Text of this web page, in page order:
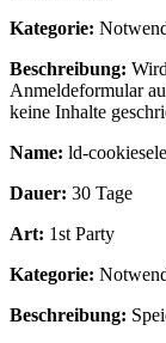
Kategorie:
Beschreibung:
Anmeldeformular
keine Inhalte
Name: ld-
Dauer: 30 Tage
Art: 1st Party
Kategorie:
Beschreibung: